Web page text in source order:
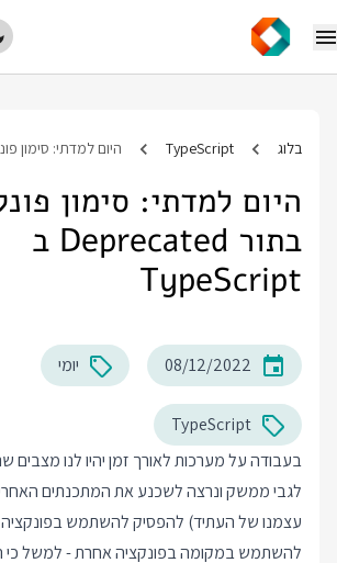
בלוג TypeScript
היום למדתי: סימון
בתור Deprecated ב
TypeScript
08/12/2022 יומי
TypeScript
בעבודה על מערכות לאורך זמן יהיו לנו מצבים
לגבי ממשק ונרצה לשכנע את המתכנתים
עצמנו של העתיד) להפסיק להשתמש בפונקציה
להשתמש במקומה בפונקציה אחרת - למשל כי